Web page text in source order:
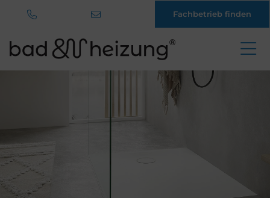
Fachbetrieb finden